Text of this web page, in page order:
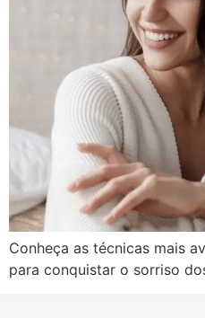
Conheça as técnicas mais
para conquistar o sorriso